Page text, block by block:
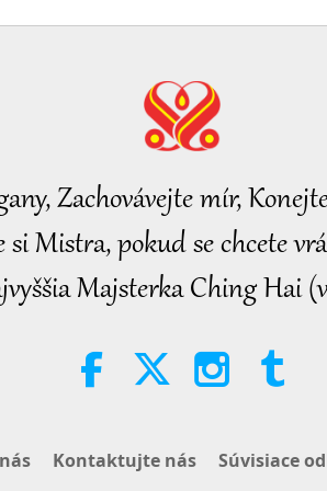
Zachovávejte mír,
si Mistra, pokud se chcete
Majsterka Ching Hai
Kontaktujte nás Súvisiace